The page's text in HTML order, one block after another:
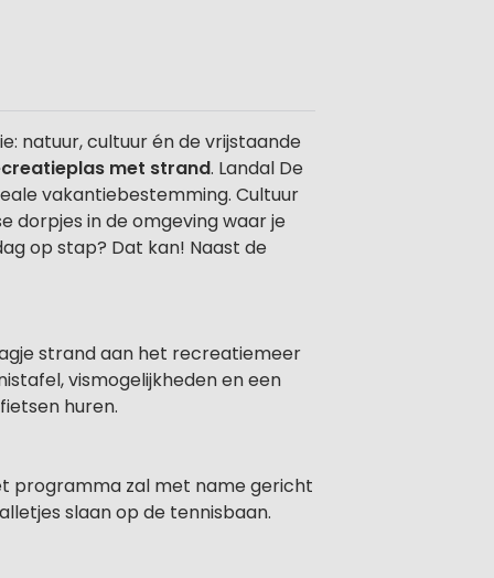
natuur, cultuur én de vrijstaande
met strand. Landal De
vakantiebestemming. Cultuur
dorpjes in de omgeving waar je
op stap? Dat kan! Naast de
strand aan het recreatiemeer
vismogelijkheden en een
huren.
programma zal met name gericht
slaan op de tennisbaan.